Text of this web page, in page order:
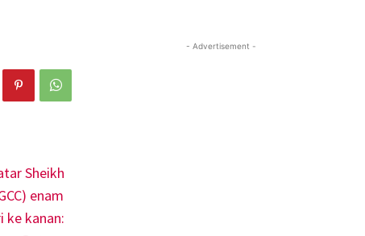
- Advertisement -